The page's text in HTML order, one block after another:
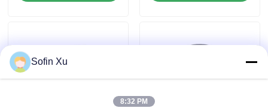
Sensor Gas Oksigen
Sensor Gas Elektrokimia
Sofin Xu
8:32 PM